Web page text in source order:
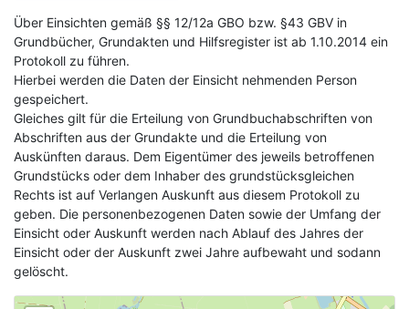
Über Einsichten gemäß §§ 12/12a GBO bzw. §43 GBV in
Grundbücher, Grundakten und Hilfsregister ist ab 1.10.2014 ein
Protokoll zu führen.
Hierbei werden die Daten der Einsicht nehmenden Person
gespeichert.
Gleiches gilt für die Erteilung von Grundbuchabschriften von
Abschriften aus der Grundakte und die Erteilung von
Auskünften daraus. Dem Eigentümer des jeweils betroffenen
Grundstücks oder dem Inhaber des grundstücksgleichen
Rechts ist auf Verlangen Auskunft aus diesem Protokoll zu
geben. Die personenbezogenen Daten sowie der Umfang der
Einsicht oder Auskunft werden nach Ablauf des Jahres der
Einsicht oder der Auskunft zwei Jahre aufbewaht und sodann
gelöscht.